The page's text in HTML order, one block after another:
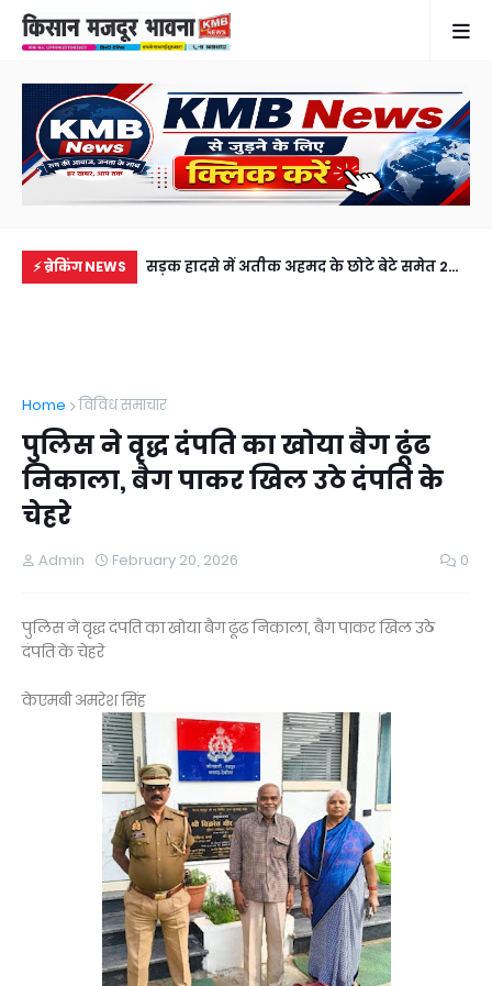
⚡ ब्रेकिंग NEWS
में से नहीं पहुंची एक
सड़क हादसे में अतीक अहमद के छोटे बेटे समेत 2
Home विविध समाचार
पुलिस ने वृद्ध दंपति का खोया बैग ढूंढ
निकाला, बैग पाकर खिल उठे दंपति के
चेहरे
Admin February 20, 2026 0
पुलिस ने वृद्ध दंपति का खोया बैग ढूंढ निकाला, बैग पाकर खिल उठे
दंपति के चेहरे
केएमबी अमरेश सिंह